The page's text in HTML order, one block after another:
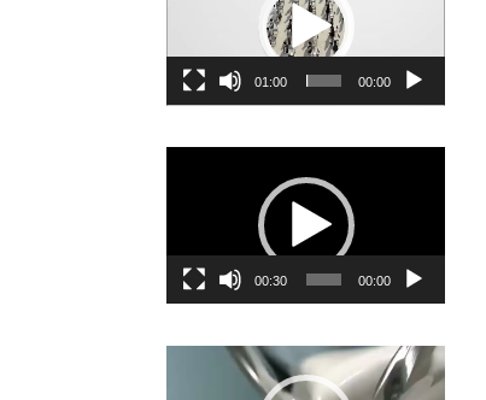
00:00
01:00
00:00
00:30
نمایشگر
ویدیو